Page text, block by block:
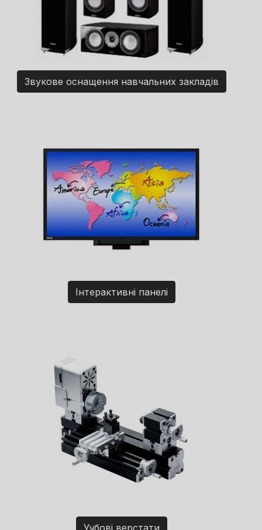
Звукове оснащення навчальних закладів
Інтерактивні панелі